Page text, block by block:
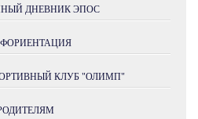
ДНЕВНИК ЭПОС
КЛУБ "ОЛИМП"